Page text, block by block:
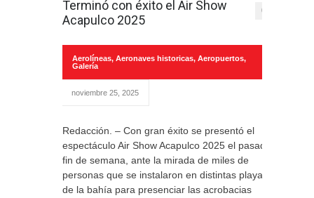
Terminó con éxito el Air Show
Acapulco 2025
0
Aerolíneas, Aeronaves historicas, Aeropuertos,
Galería
noviembre 25, 2025
Redacción. – Con gran éxito se presentó el
espectáculo Air Show Acapulco 2025 el pasado
fin de semana, ante la mirada de miles de
personas que se instalaron en distintas playas
de la bahía para presenciar las acrobacias